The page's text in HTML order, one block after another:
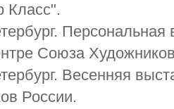
Класс".
Персональная
Союза
Весенняя
России.